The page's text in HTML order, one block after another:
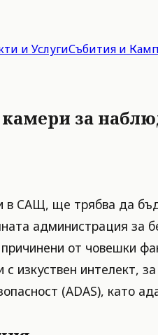
и УслугиСъбития и
за
в САЩ, ще трябва да
администрация за
от човешки
изкуствен
(ADAS), като